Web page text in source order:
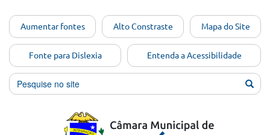
conteúdo
[Alt+1]
Ir para
o menu
[Alt+2]
Aumentar fontes Alto Constraste Mapa do Site
Fonte para Dislexia Entenda a Acessibilidade